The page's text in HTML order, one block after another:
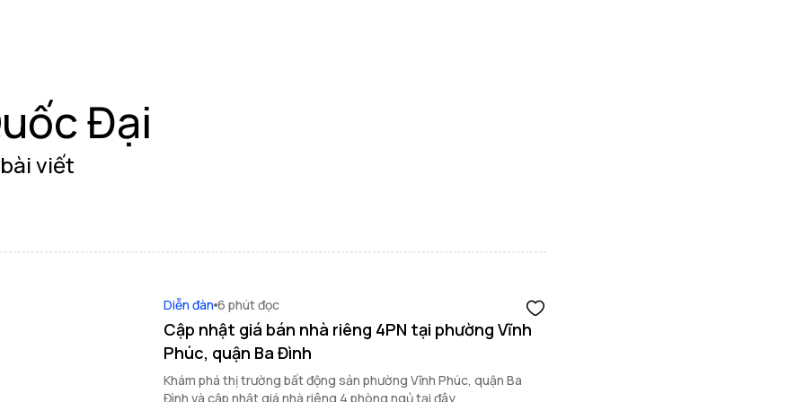
Đại
viết
Diễn đàn 6 phút đọc
Cập nhật giá bán nhà riêng 4PN tại phường Vĩnh
Phúc, quận Ba Đình
Khám phá thị trường bất động sản phường Vĩnh Phúc, quận Ba
Đình và cập nhật giá nhà riêng 4 phòng ngủ tại đây